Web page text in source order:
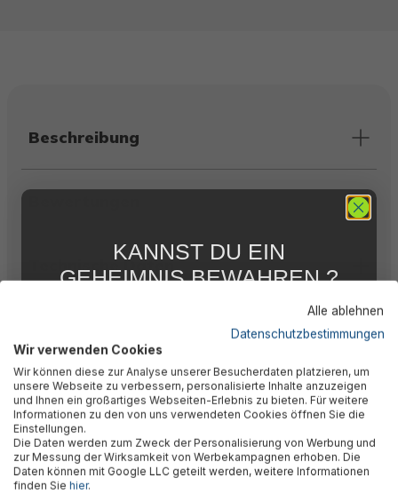
Beschreibung
Technische Daten
Herstellerinformation
Alle ablehnen
Datenschutzbestimmungen
Wir verwenden Cookies
Wir können diese zur Analyse unserer Besucherdaten platzieren, um
unsere Webseite zu verbessern, personalisierte Inhalte anzuzeigen
und Ihnen ein großartiges Webseiten-Erlebnis zu bieten. Für weitere
Informationen zu den von uns verwendeten Cookies öffnen Sie die
Einstellungen.
Die Daten werden zum Zweck der Personalisierung von Werbung und
zur Messung der Wirksamkeit von Werbekampagnen erhoben. Die
Daten können mit Google LLC geteilt werden, weitere Informationen
finden Sie hier.
KANNST DU EIN
GEHEIMNIS BEWAHREN ?
FÜR DICH
Abonniere jetzt unseren kostenlosen
Newsletter, verpasse keine Neuigkeiten und
Aktionen mehr und sichere Dir 5 %
Willkommensrabatt auf nicht reduzierte Ware
bei Deiner ersten Bestellung !*
Email